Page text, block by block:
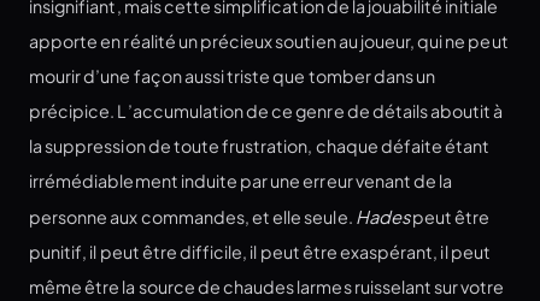
insignifiant, mais cette simplification de la jouabilité initiale
apporte en réalité un précieux soutien au joueur, qui ne peut
mourir d’une façon aussi triste que tomber dans un
précipice. L’accumulation de ce genre de détails aboutit à
la suppression de toute frustration, chaque défaite étant
irrémédiablement induite par une erreur venant de la
personne aux commandes, et elle seule. Hadespeut être
punitif, il peut être difficile, il peut être exaspérant, il peut
même être la source de chaudes larmes ruisselant sur votre